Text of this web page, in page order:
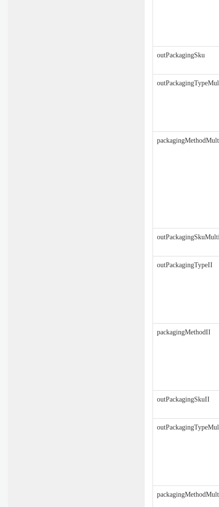
outPackagingSku
outPackagingTypeII
packagingMethodII
outPackagingSkuII